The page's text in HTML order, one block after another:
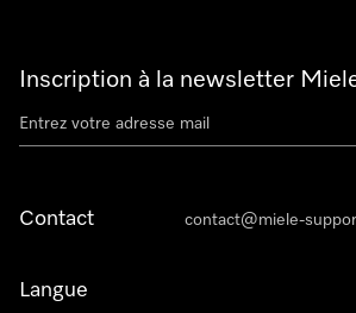
Inscription à la newsletter
Contact contact@miele-
Langue